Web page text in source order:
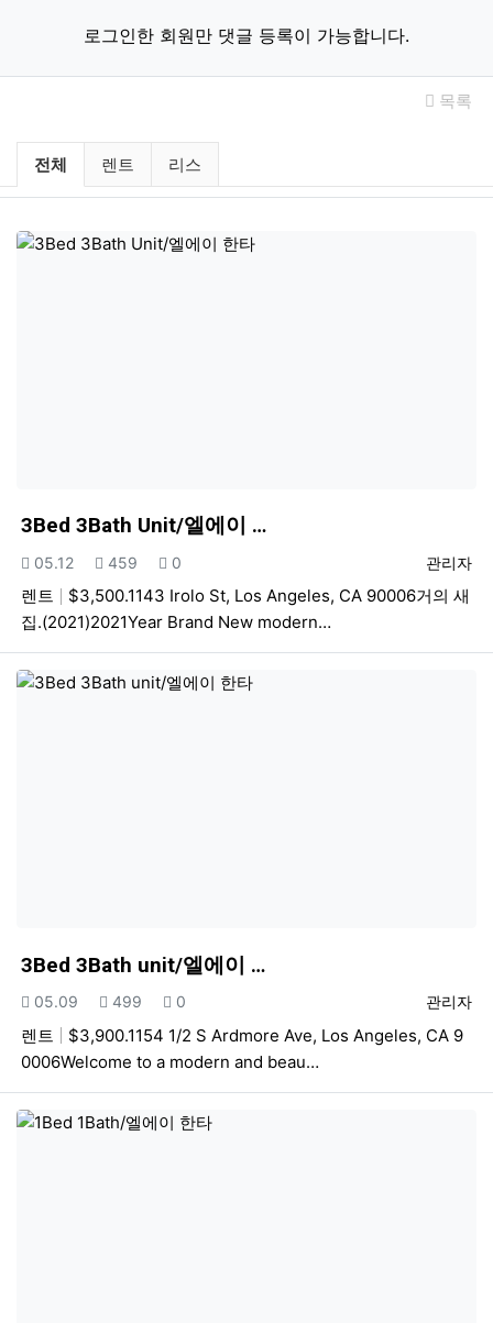
로그인한 회원만 댓글 등록이 가능합니다.
목록
미국부동산 렌트 / 리스 분류 목록
전체 렌트 리스
3Bed 3Bath Unit/엘에이 …
등록자
관리자
등록일
05.12 조회
459 추천
0
렌트
$3,500.1143 Irolo St, Los Angeles, CA 90006거의 새
집.(2021)2021Year Brand New modern…
3Bed 3Bath unit/엘에이 …
등록자
관리자
등록일
05.09 조회
499 추천
0
렌트
$3,900.1154 1/2 S Ardmore Ave, Los Angeles, CA 9
0006Welcome to a modern and beau…